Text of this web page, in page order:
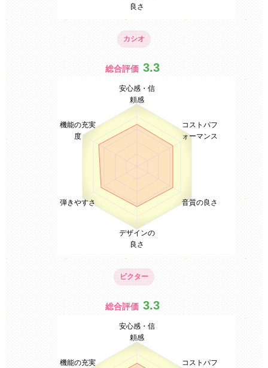
良さ
カシオ
総合評価 3.3
安心感・信
頼感
コストパフ
ォーマンス
音質の良さ
デザインの
良さ
弾きやすさ
機能の充実
度
ビクター
総合評価 3.3
安心感・信
頼感
コストパフ
機能の充実